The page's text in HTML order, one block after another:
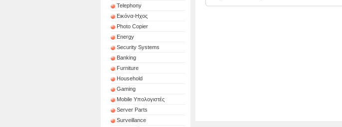
Telephony
Εικόνα-Ηχος
Photo Copier
Energy
Security Systems
Banking
Furniture
Household
Gaming
Mobile Υπολογιστές
Server Parts
Surveillance